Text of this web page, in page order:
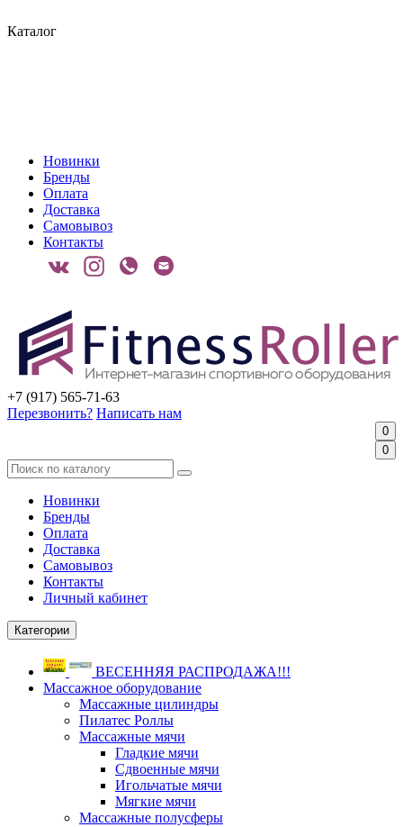
Каталог
Новинки
Бренды
Оплата
Доставка
Самовывоз
Контакты
+7 (917) 565-71-63
Перезвонить? Написать нам
0
0
Новинки
Бренды
Оплата
Доставка
Самовывоз
Контакты
Личный кабинет
Категории
ВЕСЕННЯЯ РАСПРОДАЖА!!!
Массажное оборудование
Массажные цилиндры
Пилатес Роллы
Массажные мячи
Гладкие мячи
Сдвоенные мячи
Игольчатые мячи
Мягкие мячи
Массажные полусферы